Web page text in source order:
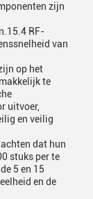
zijn
RF-
van
op het
te
uitvoer,
en veilig
dat hun
stuks per te
5 en 15
en de